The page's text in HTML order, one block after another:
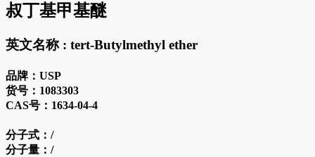
叔丁基甲基醚
英文名称 : tert-Butylmethyl ether
品牌： USP
货号： 1083303
CAS号： 1634-04-4
分子式： /
分子量： /